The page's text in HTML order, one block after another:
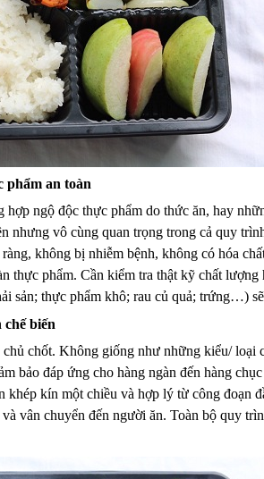
phẩm an toàn
ngộ độc thực phẩm do thức ăn, hay
vô cùng quan trọng trong cả quy
không bị nhiễm bệnh, không có hóa
thực phẩm. Cần kiểm tra thật kỹ chất
sản; thực phẩm khô; rau củ quả; trứng…)
biến
chốt. Không giống như những kiểu/ loại
bảo đáp ứng cho hàng ngàn đến hàng
kín một chiều và hợp lý từ công đoạn
vân chuyển đến người ăn. Toàn bộ quy